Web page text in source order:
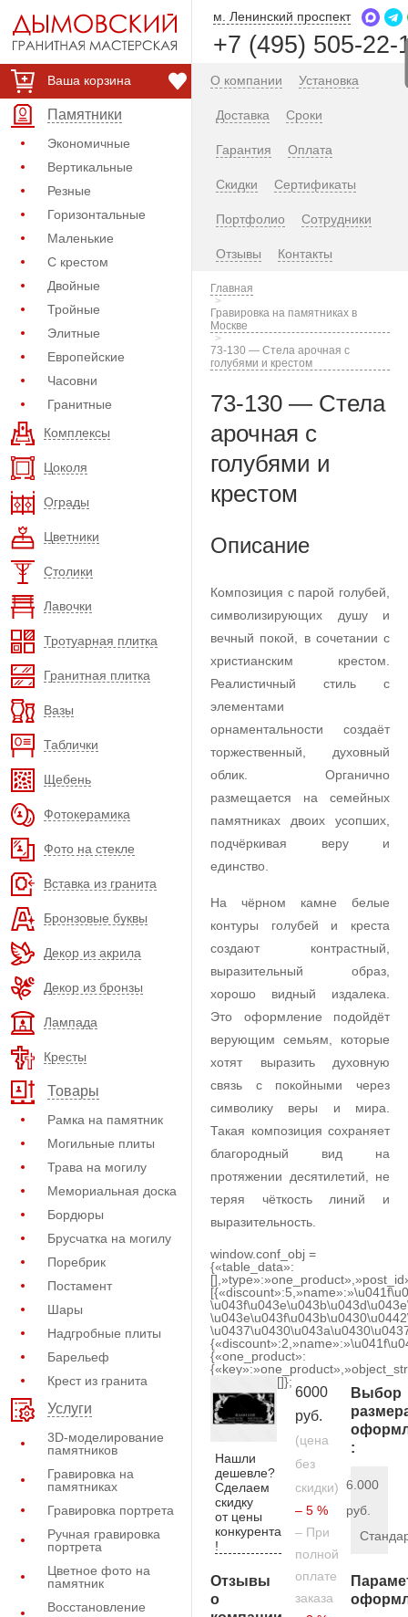
Ваша корзина
Памятники
Экономичные
Вертикальные
Резные
Горизонтальные
Маленькие
С крестом
Двойные
Тройные
Элитные
Европейские
Часовни
Гранитные
Комплексы
Цоколя
Ограды
Цветники
Столики
Лавочки
Тротуарная плитка
Гранитная плитка
Вазы
Таблички
Щебень
Фотокерамика
Фото на стекле
Вставка из гранита
Бронзовые буквы
Декор из акрила
Декор из бронзы
Лампада
Кресты
Товары
Рамка на памятник
Могильные плиты
Трава на могилу
Мемориальная доска
Бордюры
Брусчатка на могилу
Поребрик
Постамент
Шары
Надгробные плиты
Барельеф
Крест из гранита
Услуги
3D-моделирование
памятников
Гравировка на
памятниках
Гравировка портрета
Ручная гравировка
портрета
Цветное фото на
памятник
Восстановление
м. Ленинский проспект
+7 (495) 505-22-
О компании Установка
Доставка Сроки
Гарантия Оплата
Скидки Сертификаты
Портфолио Сотрудники
Отзывы Контакты
Главная
Гравировка на памятниках в
Москве
73-130 — Стела арочная с
голубями и крестом
73-130 — Стела
арочная с
голубями и
крестом
Описание
Композиция с парой голубей,
символизирующих душу и
вечный покой, в сочетании с
христианским крестом.
Реалистичный стиль с
элементами
орнаментальности создаёт
торжественный, духовный
облик. Органично
размещается на семейных
памятниках двоих усопших,
подчёркивая веру и
единство.
На чёрном камне белые
контуры голубей и креста
создают контрастный,
выразительный образ,
хорошо видный издалека.
Это оформление подойдёт
верующим семьям, которые
хотят выразить духовную
связь с покойными через
символику веры и мира.
Такая композиция сохраняет
благородный вид на
протяжении десятилетий, не
теряя чёткость линий и
выразительность.
window.conf_obj =
{«table_data»:
{«one_product»:
[]};
Нашли
дешевле?
Сделаем
скидку
от цены
конкурента
!
Отзывы
о
6000
руб.
(цена
без
скидки)
– 5 %
– При
полной
оплате
заказа
Выбор
:
6.000
руб.